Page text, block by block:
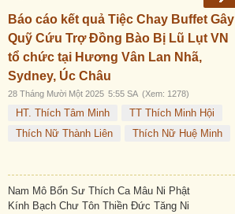
Báo cáo kết quả Tiệc Chay Buffet Gây
Quỹ Cứu Trợ Đồng Bào Bị Lũ Lụt VN
tổ chức tại Hương Vân Lan Nhã,
Sydney, Úc Châu
28 Tháng Mười Một 2025 5:55 SA (Xem: 1278)
HT. Thích Tâm Minh
TT Thích Minh Hội
Thích Nữ Thành Liên
Thích Nữ Huệ Minh
Nam Mô Bổn Sư Thích Ca Mâu Ni Phật
Kính Bạch Chư Tôn Thiền Đức Tăng Ni